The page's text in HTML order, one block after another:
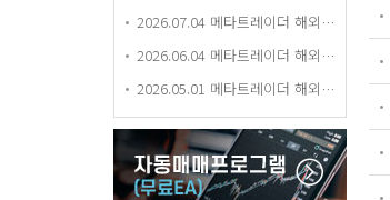
2026.07.04 메타트레이더 해외거래소 평가 등급 업데이트
2026.06.04 메타트레이더 해외거래소 평가 등급 업데이트
2026.05.01 메타트레이더 해외거래소 평가 등급 업데이트